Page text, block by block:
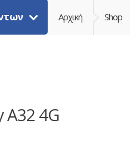
Αρχική Shop
A32 4G